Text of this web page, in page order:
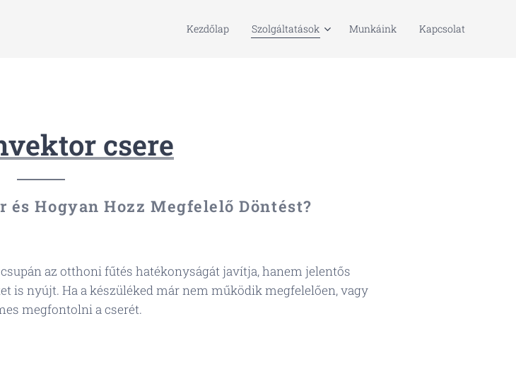
Kezdőlap Szolgáltatások Munkáink Kapcsolat
csere
és Hogyan Hozz Megfelelő Döntést?
az otthoni fűtés hatékonyságát javítja, hanem jelentős
is nyújt. Ha a készüléked már nem működik megfelelően, vagy
megfontolni a cserét.